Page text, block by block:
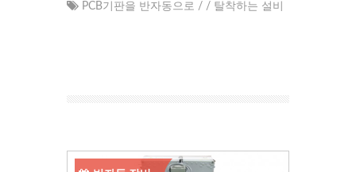
PCB기판을 반자동으로 / / 탈착하는 설비